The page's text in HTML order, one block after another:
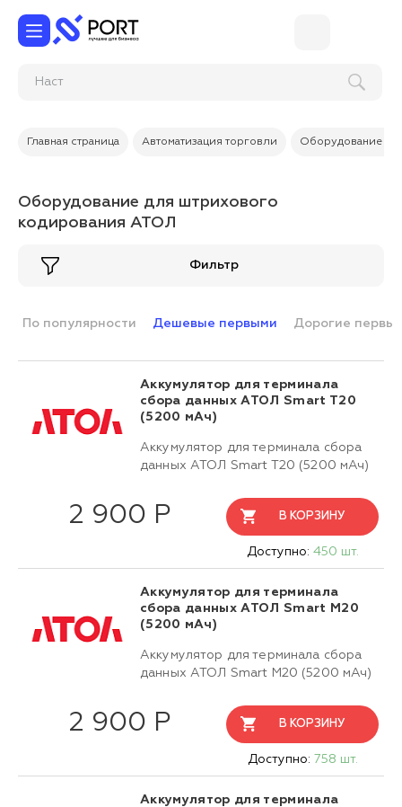
Главная страница Автоматизация торговли Оборудование
Оборудование для штрихового
кодирования АТОЛ
Фильтр
По популярности Дешевые первыми Дорогие
Аккумулятор для терминала
сбора данных АТОЛ Smart T20
(5200 мАч)
Аккумулятор для терминала сбора
данных АТОЛ Smart T20 (5200 мАч)
2 900 Р В КОРЗИНУ
Доступно: 450 шт.
Аккумулятор для терминала
сбора данных АТОЛ Smart M20
(5200 мАч)
Аккумулятор для терминала сбора
данных АТОЛ Smart M20 (5200 мАч)
2 900 Р В КОРЗИНУ
Доступно: 758 шт.
Аккумулятор для терминала